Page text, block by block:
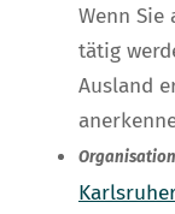
Wenn
tätig
Ausland